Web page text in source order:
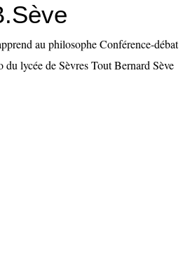
au philosophe Conférence-débat
lycée de Sèvres Tout Bernard Sève